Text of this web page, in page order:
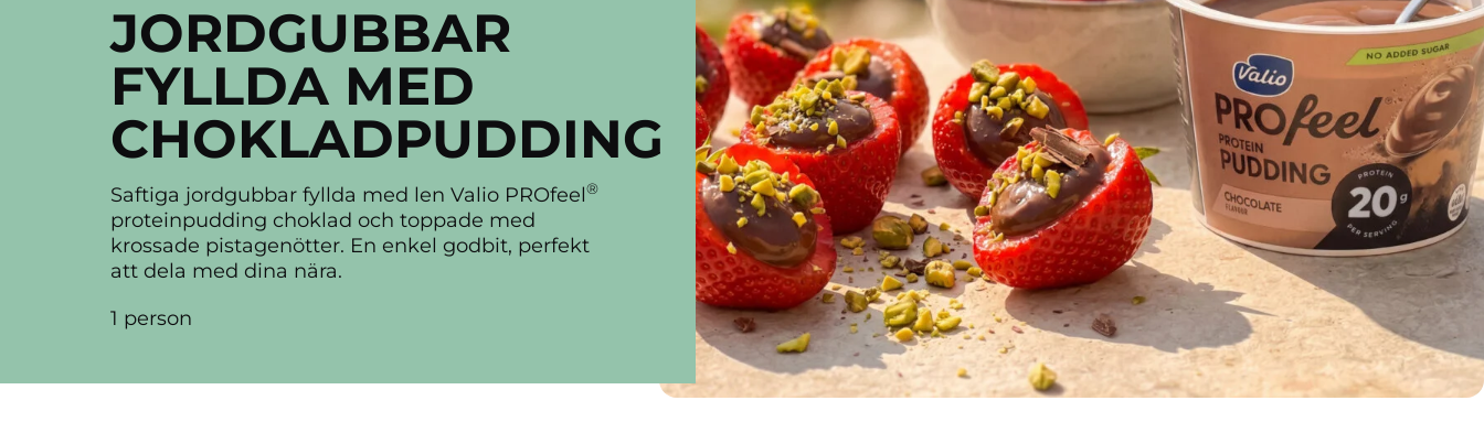
JORDGUBBAR
FYLLDA MED
CHOKLADPUDDING
Saftiga jordgubbar fyllda med len Valio PROfeel®
proteinpudding choklad och toppade med
krossade pistagenötter. En enkel godbit, perfekt
att dela med dina nära.
1 person